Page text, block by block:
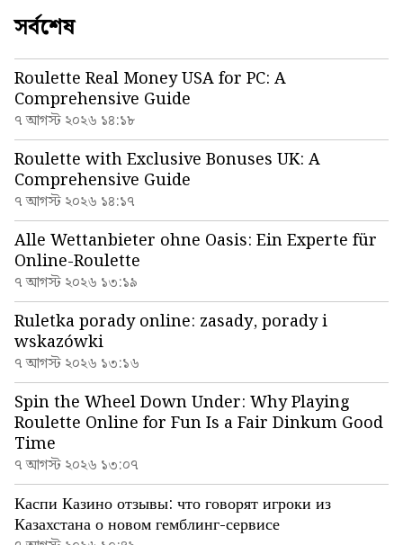
সর্বশেষ
Roulette Real Money USA for PC: A
Comprehensive Guide
৭ আগস্ট ২০২৬ ১৪:১৮
Roulette with Exclusive Bonuses UK: A
Comprehensive Guide
৭ আগস্ট ২০২৬ ১৪:১৭
Alle Wettanbieter ohne Oasis: Ein Experte für
Online-Roulette
৭ আগস্ট ২০২৬ ১৩:১৯
Ruletka porady online: zasady, porady i
wskazówki
৭ আগস্ট ২০২৬ ১৩:১৬
Spin the Wheel Down Under: Why Playing
Roulette Online for Fun Is a Fair Dinkum Good
Time
৭ আগস্ট ২০২৬ ১৩:০৭
Каспи Казино отзывы: что говорят игроки из
Казахстана о новом гемблинг-сервисе